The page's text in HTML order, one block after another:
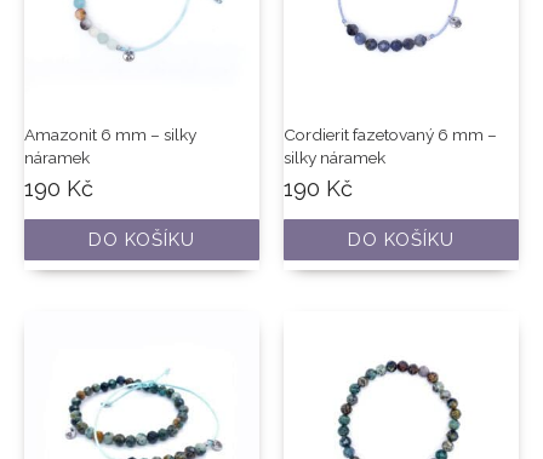
Amazonit 6 mm – silky
náramek
190 Kč
DO KOŠÍKU
Cordierit fazetovaný 6 mm –
silky náramek
190 Kč
DO KOŠÍKU